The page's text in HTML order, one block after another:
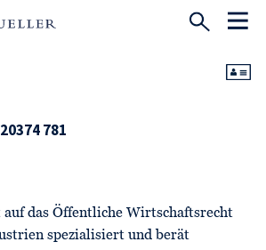
781
das Öffentliche Wirtschaftsrecht
spezialisiert und berät